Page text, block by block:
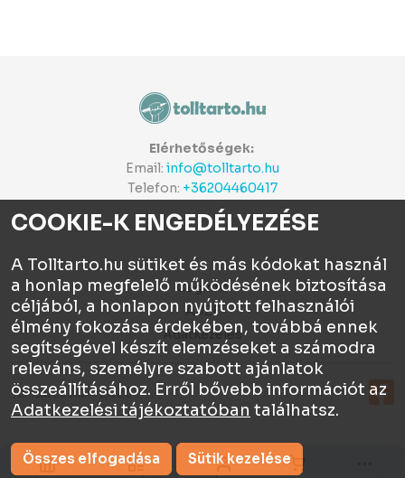
Elérhetőségek:
Email: info@tolltarto.hu
Telefon: +36204460417
Céginfo
ÁSZF
Adatkezelés
Tolltartó.hu © 2026
COOKIE-K ENGEDÉLYEZÉSE
A Tolltarto.hu sütiket és más kódokat használ
a honlap megfelelő működésének biztosítása
céljából, a honlapon nyújtott felhasználói
élmény fokozása érdekében, továbbá ennek
segítségével készít elemzéseket a számodra
releváns, személyre szabott ajánlatok
összeállításához. Erről bővebb információt az
Adatkezelési tájékoztatóban találhatsz.
Összes elfogadása Sütik kezelése